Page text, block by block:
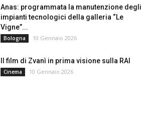
Anas: programmata la manutenzione degli
impianti tecnologici della galleria “Le
Vigne”...
Bologna 10 Gennaio 2026
Il film di Zvanì in prima visione sulla RAI
Cinema 10 Gennaio 2026